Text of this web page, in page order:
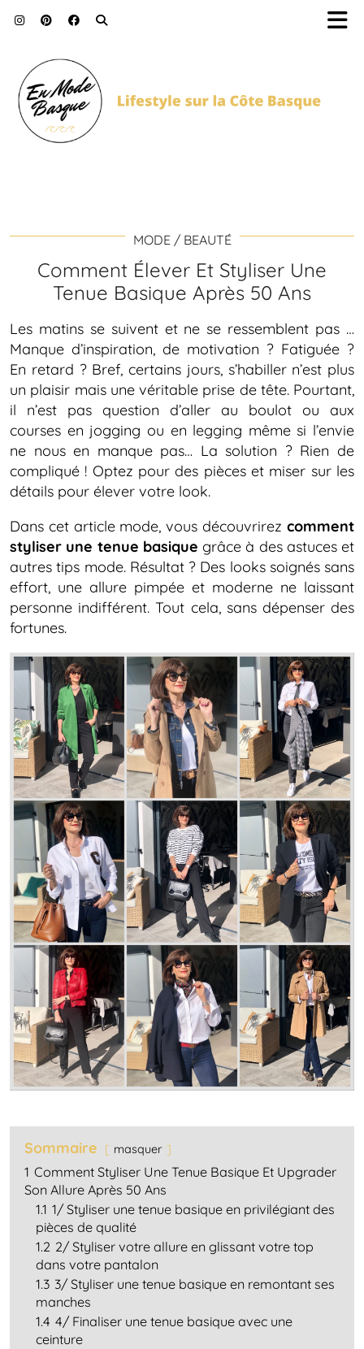
MODE / BEAUTÉ
Comment Élever Et Styliser Une
Tenue Basique Après 50 Ans
Les matins se suivent et ne se ressemblent pas …
Manque d’inspiration, de motivation ? Fatiguée ?
En retard ? Bref, certains jours, s’habiller n’est plus
un plaisir mais une véritable prise de tête. Pourtant,
il n’est pas question d’aller au boulot ou aux
courses en jogging ou en legging même si l’envie
ne nous en manque pas… La solution ? Rien de
compliqué ! Optez pour des pièces et miser sur les
détails pour élever votre look.
Dans cet article mode, vous découvrirez comment
styliser une tenue basique grâce à des astuces et
autres tips mode. Résultat ? Des looks soignés sans
effort, une allure pimpée et moderne ne laissant
personne indifférent. Tout cela, sans dépenser des
fortunes.
Sommaire masquer
1 Comment Styliser Une Tenue Basique Et Upgrader
Son Allure Après 50 Ans
1.1 1/ Styliser une tenue basique en privilégiant des
pièces de qualité
1.2 2/ Styliser votre allure en glissant votre top
dans votre pantalon
1.3 3/ Styliser une tenue basique en remontant ses
manches
1.4 4/ Finaliser une tenue basique avec une
ceinture